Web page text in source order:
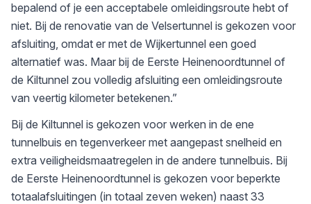
bepalend of je een acceptabele omleidingsroute hebt of
niet. Bij de renovatie van de Velsertunnel is gekozen voor
afsluiting, omdat er met de Wijkertunnel een goed
alternatief was. Maar bij de Eerste Heinenoordtunnel of
de Kiltunnel zou volledig afsluiting een omleidingsroute
van veertig kilometer betekenen.”
Bij de Kiltunnel is gekozen voor werken in de ene
tunnelbuis en tegenverkeer met aangepast snelheid en
extra veiligheidsmaatregelen in de andere tunnelbuis. Bij
de Eerste Heinenoordtunnel is gekozen voor beperkte
totaalafsluitingen (in totaal zeven weken) naast 33